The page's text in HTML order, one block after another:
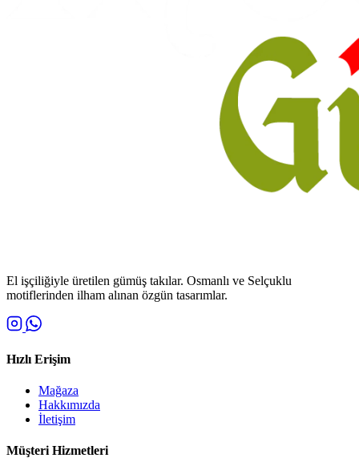
El işçiliğiyle üretilen gümüş takılar. Osmanlı ve Selçuklu
motiflerinden ilham alınan özgün tasarımlar.
Hızlı Erişim
Mağaza
Hakkımızda
İletişim
Müşteri Hizmetleri